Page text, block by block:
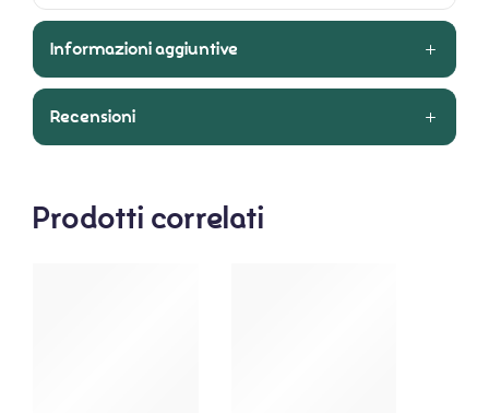
Informazioni aggiuntive
Recensioni
Prodotti correlati